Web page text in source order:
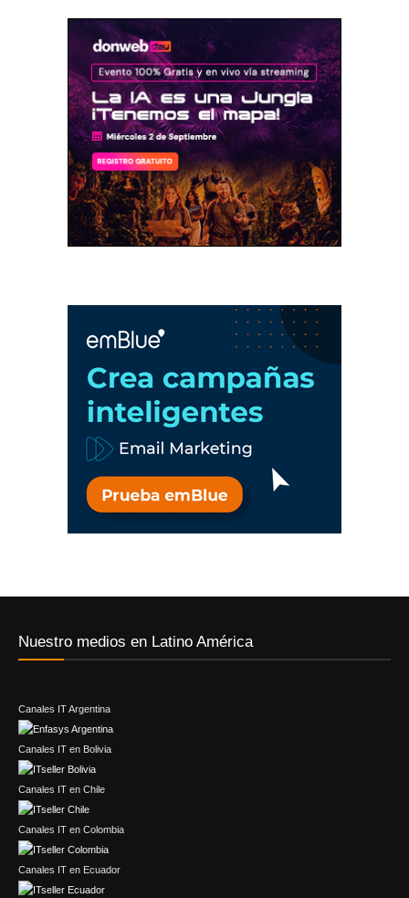
Nuestro medios en Latino América
Canales IT Argentina
Canales IT en Bolivia
Canales IT en Chile
Canales IT en Colombia
Canales IT en Ecuador